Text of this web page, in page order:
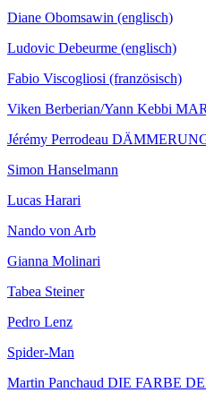
Diane Obomsawin (englisch)
Ludovic Debeurme (englisch)
Fabio Viscogliosi (französisch)
Viken Berberian/Yann Kebbi
Jérémy Perrodeau
Simon Hanselmann
Lucas Harari
Nando von Arb
Gianna Molinari
Tabea Steiner
Pedro Lenz
Spider-Man
Martin Panchaud DIE FARBE